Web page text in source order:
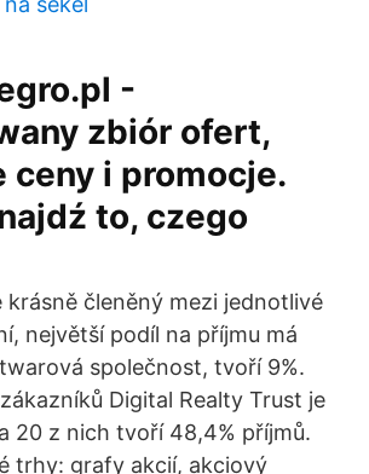
-
zbiór ofert,
ceny i promocje.
to, czego
krásně členěný mezi jednotlivé
největší podíl na příjmu má
společnost, tvoří 9%.
Digital Realty Trust je
20 z nich tvoří 48,4% příjmů.
trhy: grafy akcií, akciový